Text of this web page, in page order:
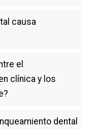
causa
el
clínica y los
dental